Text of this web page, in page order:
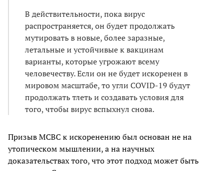
В действительности, пока вирус
распространяется, он будет продолжать
мутировать в новые, более заразные,
летальные и устойчивые к вакцинам
варианты, которые угрожают всему
человечеству. Если он не будет искоренен в
мировом масштабе, то угли COVID-19 будут
продолжать тлеть и создавать условия для
того, чтобы вирус вспыхнул снова.
Призыв МСВС к искоренению был основан не на
утопическом мышлении, а на научных
доказательствах того, что этот подход может быть